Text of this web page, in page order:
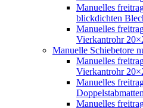
Manuelles
blickdichten
Manuelles
Vierkantrohr
Manuelle Schiebetore
Manuelles
Vierkantrohr
Manuelles
Manuelles